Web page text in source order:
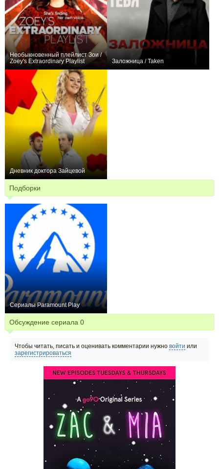
Необыкновенный плейлист Зои /
Zoey's Extraordinary Playlist
Заложница / Taken
Дневник доктора Зайцевой
Подборки
Сериалы Paramount Play
Обсуждение сериала 0
Чтобы читать, писать и оценивать комментарии нужно войти или
зарегистрироваться